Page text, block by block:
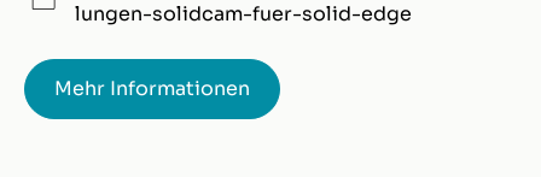
lungen-solidcam-fuer-solid-edge
Mehr Informationen